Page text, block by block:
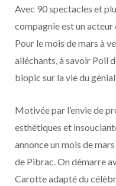
Avec 90 spectacles et
compagnie est un
Pour le mois de mars à
alléchants, à savoir Poil
biopic sur la vie du
Motivée par l’envie de
esthétiques et
annonce un mois de
de Pibrac. On démarre
Carotte adapté du